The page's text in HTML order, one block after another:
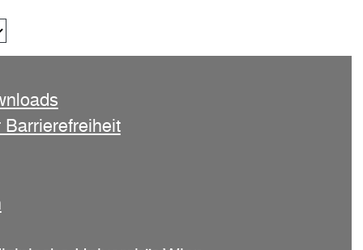
of
in
Barrierefreiheit